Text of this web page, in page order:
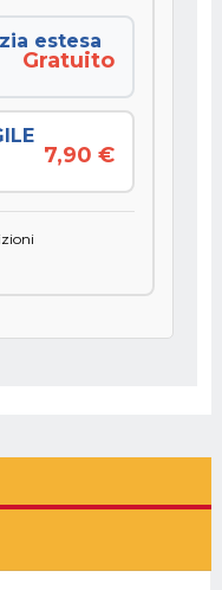
estesa
Gratuito
7,90 €